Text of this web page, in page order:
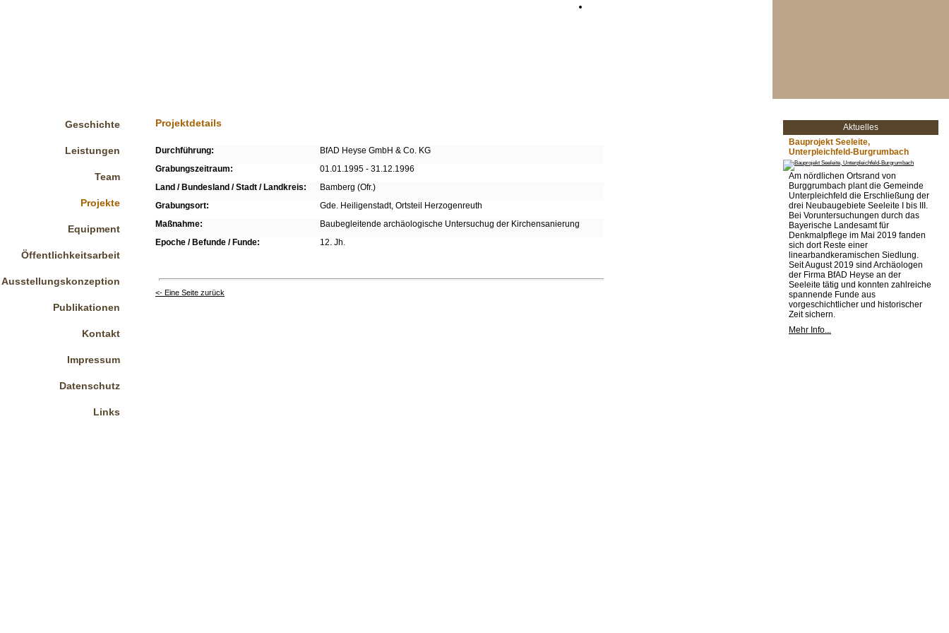
Geschichte
Leistungen
Team
Projekte
Equipment
Öffentlichkeitsarbeit
Ausstellungskonzeption
Publikationen
Kontakt
Impressum
Datenschutz
Links
Projektdetails
Durchführung:
BfAD Heyse GmbH & Co. KG
Grabungszeitraum:
01.01.1995 - 31.12.1996
Land / Bundesland / Stadt / Landkreis:
Bamberg (Ofr.)
Grabungsort:
Gde. Heiligenstadt, Ortsteil Herzogenreuth
Maßnahme:
Baubegleitende archäologische Untersuchug der Kirchensanierung
Epoche / Befunde / Funde:
12. Jh.
<- Eine Seite zurück
Aktuelles
Bauprojekt Seeleite,
Unterpleichfeld-Burgrumbach
Am nördlichen Ortsrand von
Burggrumbach plant die Gemeinde
Unterpleichfeld die Erschließung der
drei Neubaugebiete Seeleite I bis III.
Bei Voruntersuchungen durch das
Bayerische Landesamt für
Denkmalpflege im Mai 2019 fanden
sich dort Reste einer
linearbandkeramischen Siedlung.
Seit August 2019 sind Archäologen
der Firma BfAD Heyse an der
Seeleite tätig und konnten zahlreiche
spannende Funde aus
vorgeschichtlicher und historischer
Zeit sichern.
Mehr Info...